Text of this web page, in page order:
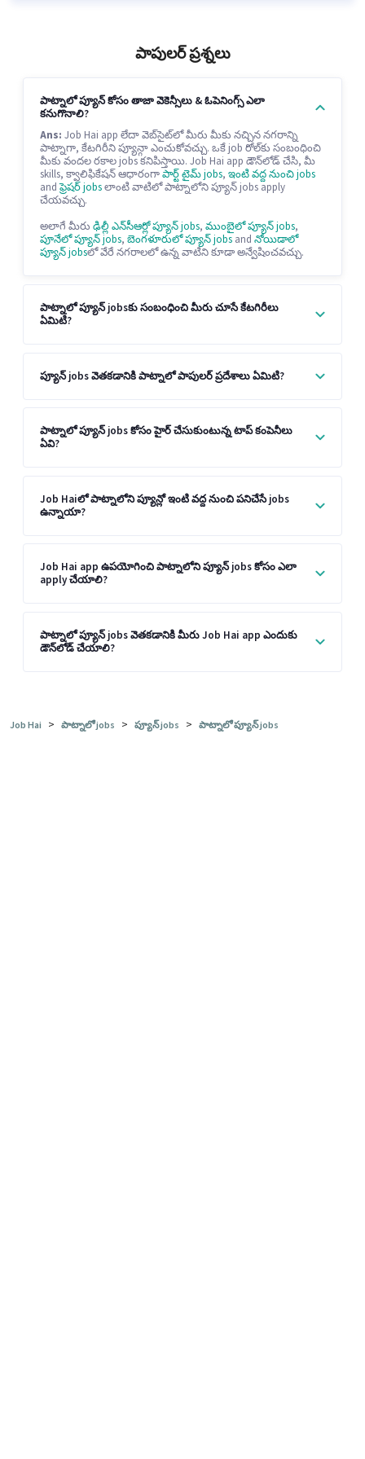
పాపులర్ ప్రశ్నలు
పాట్నాలో ప్యూన్ కోసం తాజా వెకెన్సీలు & ఓపెనింగ్స్ ఎలా
కనుగొనాలి?
Ans: Job Hai app లేదా వెబ్‌సైట్‌లో మీరు మీకు నచ్చిన నగరాన్ని
పాట్నాగా, కేటగిరీని ప్యూన్గా ఎంచుకోవచ్చు. ఒకే job రోల్‌కు సంబంధించి
మీకు వందల రకాల jobs కనిపిస్తాయి. Job Hai app డౌన్‌లోడ్ చేసి, మీ
skills, క్వాలిఫికేషన్ ఆధారంగాపార్ట్ టైమ్ jobs, ఇంటి వద్ద నుంచి jobs
andఫ్రెషర్ jobsలాంటి వాటిలో పాట్నాలోని ప్యూన్ jobs apply
చేయవచ్చు.
అలాగే మీరు ఢిల్లీ ఎన్‌సీఆర్లో ప్యూన్ jobs, ముంబైలో ప్యూన్ jobs,
పూనేలో ప్యూన్ jobs, బెంగళూరులో ప్యూన్ jobs and నోయిడాలో
ప్యూన్ jobsలో వేరే నగరాలలో ఉన్న వాటిని కూడా అన్వేషించవచ్చు.
పాట్నాలో ప్యూన్ jobsకు సంబంధించి మీరు చూసే కేటగిరీలు
ఏమిటి?
ప్యూన్ jobs వెతకడానికి పాట్నాలో పాపులర్ ప్రదేశాలు ఏమిటి?
పాట్నాలో ప్యూన్ jobs కోసం హైర్ చేసుకుంటున్న టాప్ కంపెనీలు
ఏవి?
Job Haiలో పాట్నాలోని ప్యూన్లో ఇంటి వద్ద నుంచి పనిచేసే jobs
ఉన్నాయా?
Job Hai app ఉపయోగించి పాట్నాలోని ప్యూన్ jobs కోసం ఎలా
apply చేయాలి?
పాట్నాలో ప్యూన్ jobs వెతకడానికి మీరు Job Hai app ఎందుకు
డౌన్‌లోడ్ చేయాలి?
Job Hai > పాట్నాలో jobs > ప్యూన్ jobs > పాట్నాలో ప్యూన్ jobs